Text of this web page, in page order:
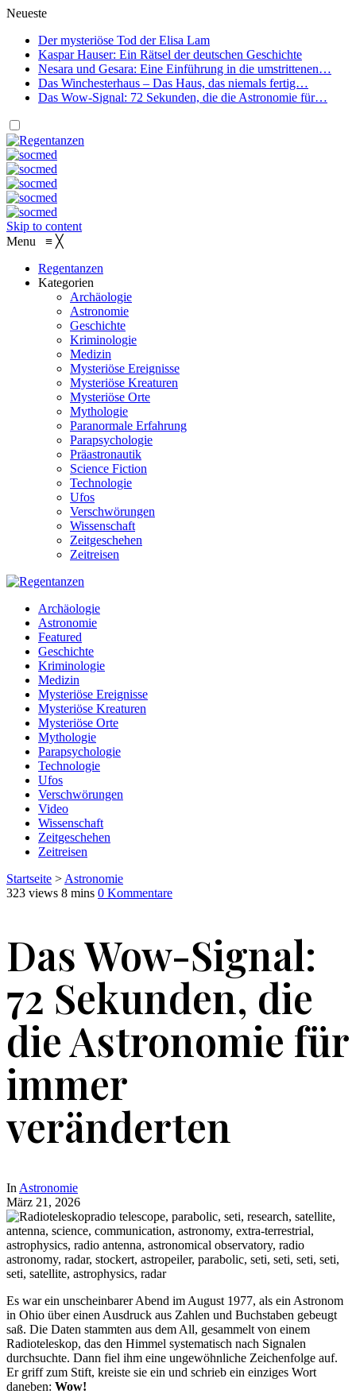
Neueste
Der mysteriöse Tod der Elisa Lam
Kaspar Hauser: Ein Rätsel der deutschen Geschichte
Nesara und Gesara: Eine Einführung in die umstrittenen…
Das Winchesterhaus – Das Haus, das niemals fertig…
Das Wow-Signal: 72 Sekunden, die die Astronomie für…
Skip to content
Menu ≡ ╳
Regentanzen
Kategorien
Archäologie
Astronomie
Geschichte
Kriminologie
Medizin
Mysteriöse Ereignisse
Mysteriöse Kreaturen
Mysteriöse Orte
Mythologie
Paranormale Erfahrung
Parapsychologie
Präastronautik
Science Fiction
Technologie
Ufos
Verschwörungen
Wissenschaft
Zeitgeschehen
Zeitreisen
Archäologie
Astronomie
Featured
Geschichte
Kriminologie
Medizin
Mysteriöse Ereignisse
Mysteriöse Kreaturen
Mysteriöse Orte
Mythologie
Parapsychologie
Technologie
Ufos
Verschwörungen
Video
Wissenschaft
Zeitgeschehen
Zeitreisen
Startseite > Astronomie
323 views 8 mins 0 Kommentare
Das Wow-Signal:
72 Sekunden, die
die Astronomie für
immer
veränderten
In Astronomie
März 21, 2026
Es war ein unscheinbarer Abend im August 1977, als ein Astronom
in Ohio über einen Ausdruck aus Zahlen und Buchstaben gebeugt
saß. Die Daten stammten aus dem All, gesammelt von einem
Radioteleskop, das den Himmel systematisch nach Signalen
durchsuchte. Dann fiel ihm eine ungewöhnliche Zeichenfolge auf.
Er griff zum Stift, kreiste sie ein und schrieb ein einziges Wort
daneben: Wow!